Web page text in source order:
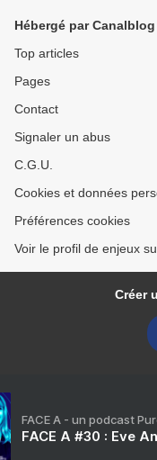
Hébergé par Canalblog
Top articles
Pages
Contact
Signaler un abus
C.G.U.
Cookies et données
Préférences cookies
Voir le profil de enjeux
Créer
FACE A - un podcast
FACE A #30 : Eve